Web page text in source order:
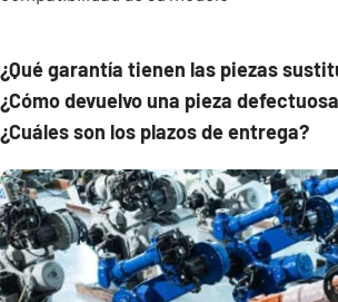
¿Qué garantía tienen las piezas
¿Cómo devuelvo una pieza
¿Cuáles son los plazos de entrega?